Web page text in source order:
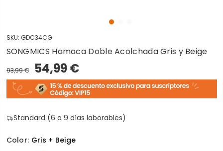
SKU: GDC34CG
SONGMICS Hamaca Doble Acolchada Gris y Beige
93,99 € 54,99 €
Standard (6 a 9 días laborables)
Color: Gris + Beige